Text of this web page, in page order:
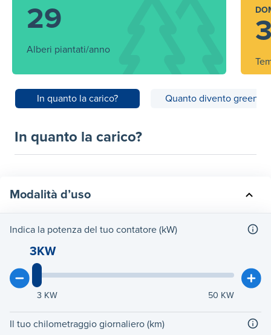
29
Alberi piantati/anno
In quanto la carico? Quanto divento green?
In quanto la carico?
Modalità d’uso
Indica la potenza del tuo contatore (kW)
3KW
3 KW 50 KW
Il tuo chilometraggio giornaliero (km)